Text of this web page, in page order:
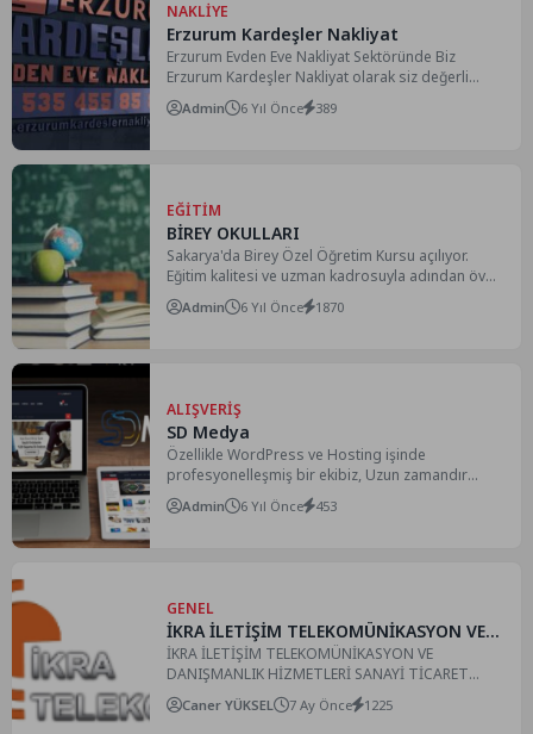
NAKLIYE
Erzurum Kardeşler Nakliyat
Erzurum Evden Eve Nakliyat Sektöründe Biz
Erzurum Kardeşler Nakliyat olarak siz değerli
müşterilerimize yıllardır hizmet vermekten...
Admin 6 Yıl Önce 389
EĞITIM
BİREY OKULLARI
Sakarya'da Birey Özel Öğretim Kursu açılıyor.
Eğitim kalitesi ve uzman kadrosuyla adından övgü
ile söz...
Admin 6 Yıl Önce 1870
ALIŞVERIŞ
SD Medya
Özellikle WordPress ve Hosting işinde
profesyonelleşmiş bir ekibiz, Uzun zamandır
herşeyimizi ortaya koyarak güzel çalışmalar...
Admin 6 Yıl Önce 453
GENEL
İKRA İLETİŞİM TELEKOMÜNİKASYON VE
DANIŞMANLIK HİZMETLERİ SANAYİ
TİCARET LİMİTED ŞİRKETİ
İKRA İLETİŞİM TELEKOMÜNİKASYON VE
DANIŞMANLIK HİZMETLERİ SANAYİ TİCARET
LİMİTED ŞİRKETİ, Türkiye'nin öncü digital yayın
platformları...
Caner YÜKSEL 7 Ay Önce 1225